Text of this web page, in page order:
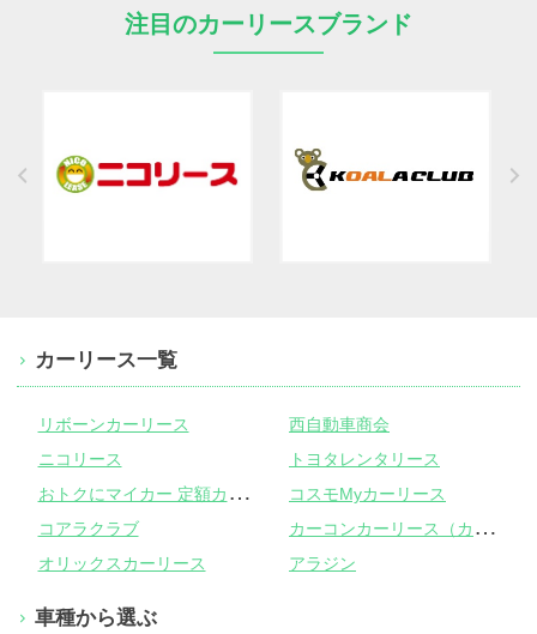
注目のカーリースブランド
カーリース一覧
リボーンカーリース
西自動車商会
ニコリース
トヨタレンタリース
お
トクにマイカー 定額カルモくん
コスモMyカーリース
コアラクラブ
カ
ーコンカーリース（カーコンビニ倶楽部）
オリックスカーリース アラジン
車種から選ぶ